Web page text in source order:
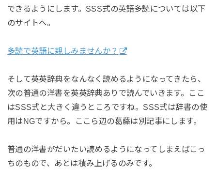
できるようにします。SSS式の英語多読については以下
のサイトへ。
多読で英語に親しみませんか？
そして英英辞典をなんなく読めるようになってきたら、
次の普通の洋書を英英辞典ありで読んでいきます。ここ
はSSS式と大きく違うところですね。SSS式は辞書の使
用はNGですから。ここら辺の葛藤は別記事にします。
普通の洋書がだいたい読めるようになってしまえばこっ
ちのもので、あとは積み上げるのみです。